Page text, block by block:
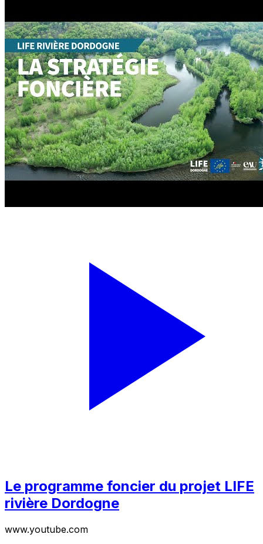
Le programme foncier du projet LIFE
rivière Dordogne
www.youtube.com